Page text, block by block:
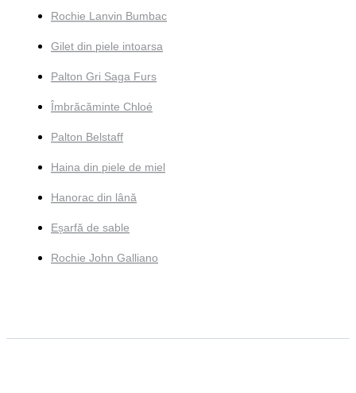
Rochie Lanvin Bumbac
Gilet din piele intoarsa
Palton Gri Saga Furs
Îmbrăcăminte Chloé
Palton Belstaff
Haina din piele de miel
Hanorac din lână
Eșarfă de sable
Rochie John Galliano